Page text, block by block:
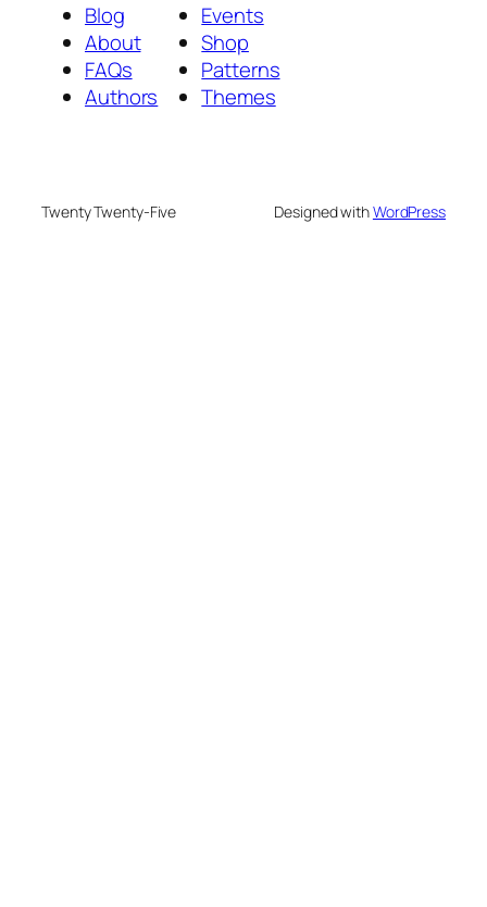
Blog
About
FAQs
Authors
Events
Shop
Patterns
Themes
Twenty Twenty-Five Designed withWordPress